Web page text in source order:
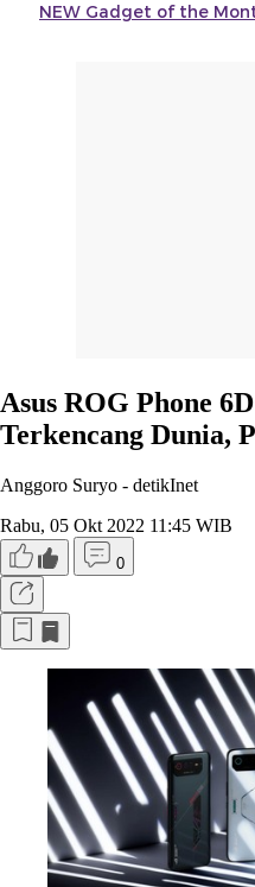
NEW Gadget of the
Asus ROG Phone
Terkencang Dunia,
Anggoro Suryo - detikInet
Rabu, 05 Okt 2022 11:45 WIB
0